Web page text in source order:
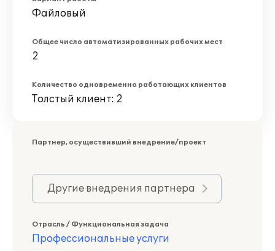
Файловый
Общее число автоматизированных рабочих мест
2
Количество одновременно работающих клиентов
Толстый клиент: 2
Партнер, осуществивший внедрение/проект
Другие внедрения партнера
Отрасль / Функциональная задача
Профессиональные услуги